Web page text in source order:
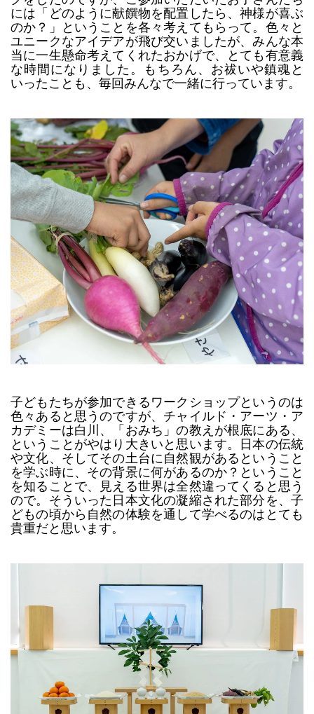
には「どのように献饌物を配置したら、神様が喜ぶ
のか？」ということを各々考えてもらって。色々と
ユニークなアイデアが飛び交いましたが、みんな本
当に一生懸命考えてくれたおかげで、とても有意義
な時間になりました。もちろん、お祓いや鎮魂と
いったことも、毎回みんなで一緒に行っています。
子どもたちが参加できるワークショップというのは
色々あると思うのですが、チャイルド・アーツ・ア
カデミーは白川、「おみち」の教えが根底にある、
ということがやはり大きいと思います。日本の伝統
や文化、そしてその土台に自然観があるということ
を学ぶ時に、その背景に何があるのか？ということ
を知ることで、見える世界は全然違ってくると思う
ので。そういった日本文化の凝縮された部分を、子
どもの頃から自然の体験を通して学べるのはとても
貴重だと思います。